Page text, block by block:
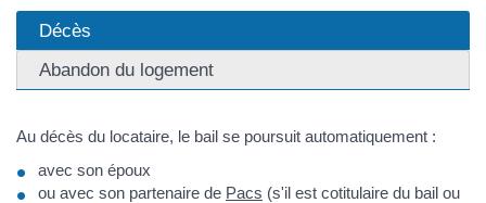
Décès
Abandon du logement
Au décès du locataire, le bail se poursuit automatiquement :
avec son époux
ou avec son partenaire de Pacs (s'il est cotitulaire du bail ou